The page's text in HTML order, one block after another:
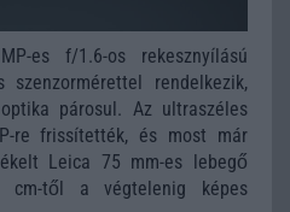
es f/1.6-os rekesznyílású
rendelkezik,
párosul. Az ultraszéles
re frissítették, és most már
Leica 75 mm-es lebegő
cm-től a végtelenig képes